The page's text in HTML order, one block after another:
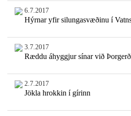
6.7.2017
Hýrnar yfir silungasvæðinu í
3.7.2017
Ræddu áhyggjur sínar við
2.7.2017
Jökla hrokkin í gírinn